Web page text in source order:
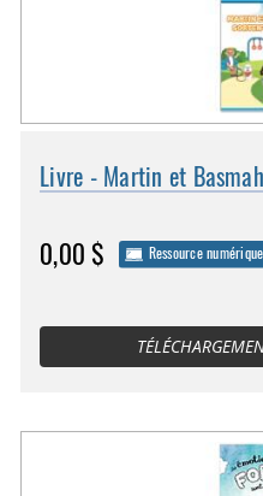
Livre - Martin et
0,00 $ Ressource numérique